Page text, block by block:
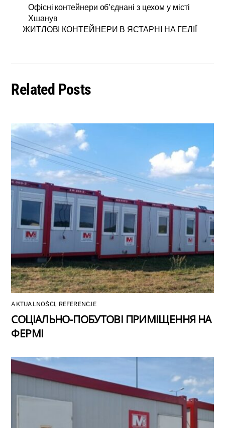
Офісні контейнери об’єднані з цехом у місті
Хшанув
ЖИТЛОВІ КОНТЕЙНЕРИ В ЯСТАРНІ НА ГЕЛІЇ
Related Posts
AKTUALNOŚCI, REFERENCJE
СОЦІАЛЬНО-ПОБУТОВІ ПРИМІЩЕННЯ НА
ФЕРМІ